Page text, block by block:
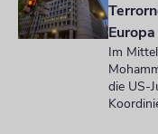
Europa
Im
die US-